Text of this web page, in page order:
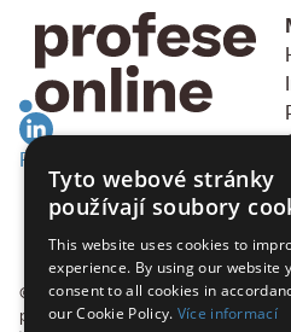
RSS Feed
© 2015 - 2026, Fakta, vydavatelství
práva vyhrazena
Tyto webové stránky
používají soubory
This website uses cookies to
experience. By using our website
consent to all cookies in
our Cookie Policy. Více informací